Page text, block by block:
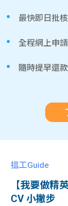
最快即日批核
全程網上申
隨時提早還
搵工Guide
【我要做精
CV 小撇步